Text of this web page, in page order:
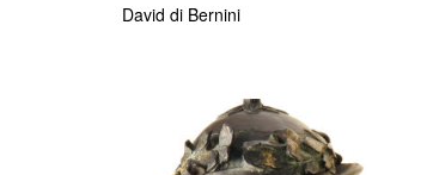
David di Bernini